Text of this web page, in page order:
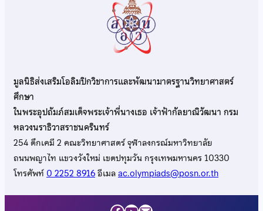
มูลนิธิส่งเสริมโอลิมปิกวิชาการและพัฒนามาตรฐานวิทยาศาสตร์
ศึกษา
ในพระอุปถัมภ์สมเด็จพระเจ้าพี่นางเธอ เจ้าฟ้ากัลยาณิวัฒนา กรม
หลวงนราธิวาสราชนครินทร์
254 ตึกเคมี 2 คณะวิทยาศาสตร์ จุฬาลงกรณ์มหาวิทยาลัย
ถนนพญาไท แขวงวังใหม่ เขตปทุมวัน กรุงเทพมหานคร 10330
โทรศัพท์0 2252 8916อีเมลac.olympiads@posn.or.th